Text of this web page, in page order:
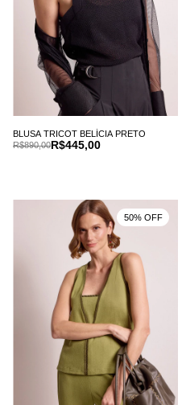
BLUSA TRICOT BELÍCIA PRETO
R$445,00
R$890,00
50% OFF